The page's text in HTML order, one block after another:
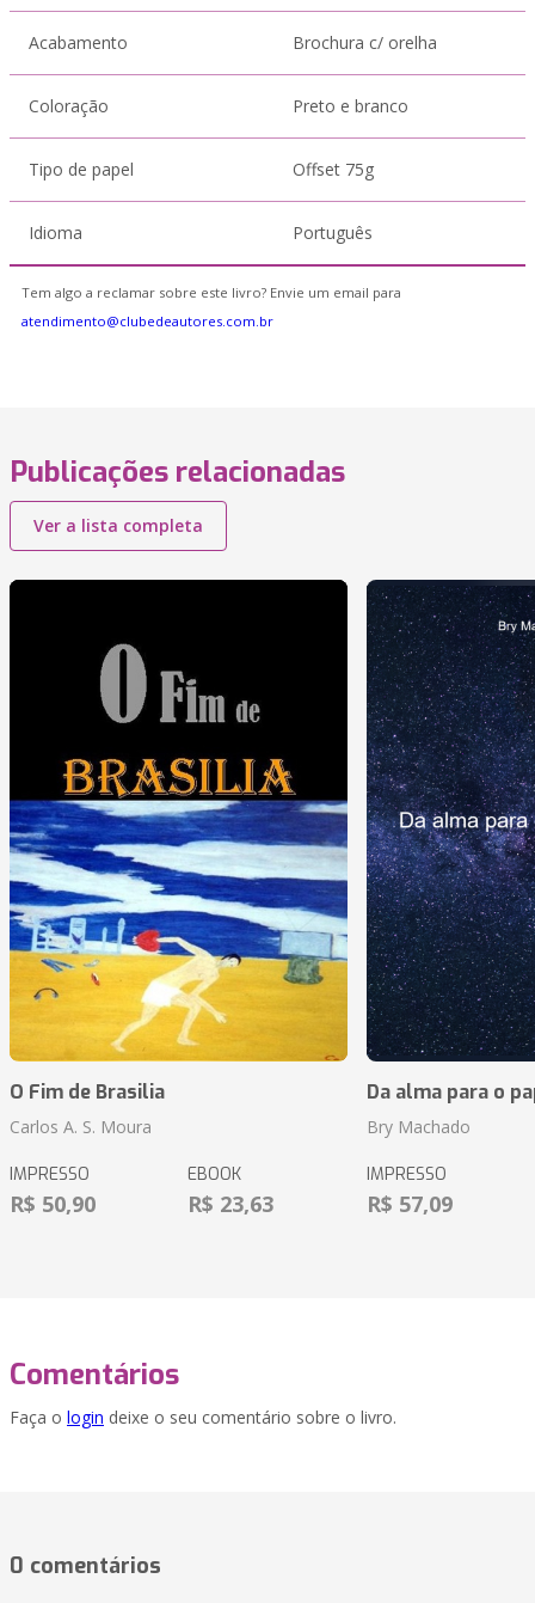
Acabamento Brochura c/ orelha
Coloração Preto e branco
Tipo de papel Offset 75g
Idioma Português
Tem algo a reclamar sobre este livro? Envie um email para
atendimento@clubedeautores.com.br
Publicações relacionadas
Ver a lista completa
O Fim de Brasilia
Carlos A. S. Moura
IMPRESSO
R$ 50,90
EBOOK
R$ 23,63
Da alma para o
Bry Machado
IMPRESSO
R$ 57,09
Comentários
Faça o login deixe o seu comentário sobre o livro.
0 comentários